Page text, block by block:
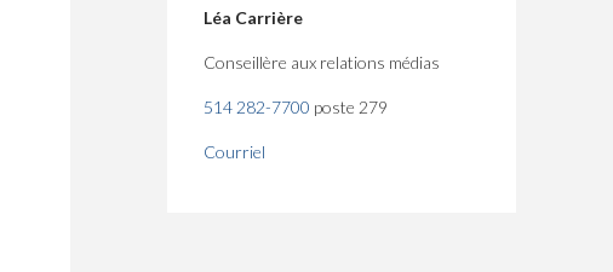
Léa Carrière
Conseillère aux relations médias
514 282-7700 poste 279
Courriel